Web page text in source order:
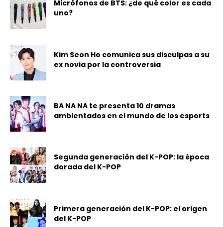
Micrófonos de BTS: ¿de qué color es cada
uno?
Kim Seon Ho comunica sus disculpas a su
ex novia por la controversia
BA NA NA te presenta 10 dramas
ambientados en el mundo de los esports
Segunda generación del K-POP: la época
dorada del K-POP
Primera generación del K-POP: el origen
del K-POP